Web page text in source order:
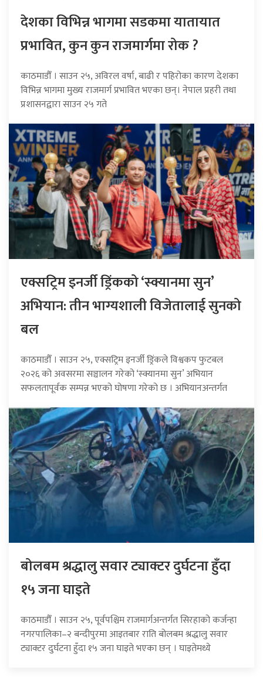
देशका विभिन्न भागमा सडकमा यातायात
प्रभावित, कुन कुन राजमार्गमा रोक ?
काठमाडौँ । साउन २५, अविरल वर्षा, बाढी र पहिरोका कारण देशका
विभिन्न भागमा मुख्य राजमार्ग प्रभावित भएका छन्। नेपाल प्रहरी तथा
प्रशासनद्वारा साउन २५ गते
एक्सट्रिम इनर्जी ड्रिंकको ‘स्क्यानमा सुन’
अभियान: तीन भाग्यशाली विजेतालाई सुनको
बल
काठमाडौँ । साउन २५, एक्सट्रिम इनर्जी ड्रिंकले विश्वकप फुटबल
२०२६ को अवसरमा सञ्चालन गरेको ‘स्क्यानमा सुन’ अभियान
सफलतापूर्वक सम्पन्न भएको घोषणा गरेको छ । अभियानअन्तर्गत
बोलबम श्रद्धालु सवार ट्याक्टर दुर्घटना हुँदा
१५ जना घाइते
काठमाडौँ । साउन २५, पूर्वपश्चिम राजमार्गअन्तर्गत सिरहाको कर्जन्हा
नगरपालिका–२ बन्दीपुरमा आइतबार राति बोलबम श्रद्धालु सवार
ट्याक्टर दुर्घटना हुँदा १५ जना घाइते भएका छन् । घाइतेमध्ये